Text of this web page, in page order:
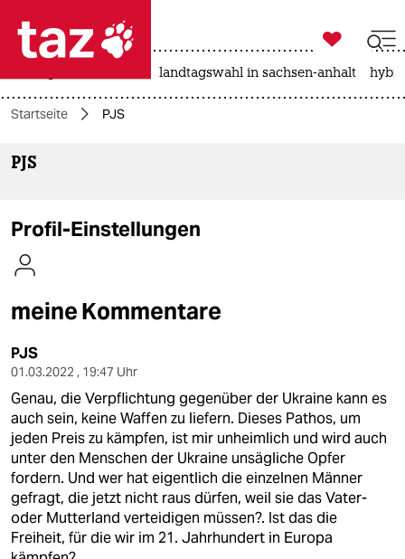

themen
kultur
sport
berlin
nord
wahrheit
verlag

taz zahl ich
landtagswahl in sachsen-anhalt
Startseite PJS
PJS
Profil-Einstellungen
meine Kommentare
PJS
01.03.2022 , 19:47 Uhr
Genau, die Verpflichtung gegenüber der Ukraine kann es
auch sein, keine Waffen zu liefern. Dieses Pathos, um
jeden Preis zu kämpfen, ist mir unheimlich und wird auch
unter den Menschen der Ukraine unsägliche Opfer
fordern. Und wer hat eigentlich die einzelnen Männer
gefragt, die jetzt nicht raus dürfen, weil sie das Vater-
oder Mutterland verteidigen müssen?. Ist das die
Freiheit, für die wir im 21. Jahrhundert in Europa